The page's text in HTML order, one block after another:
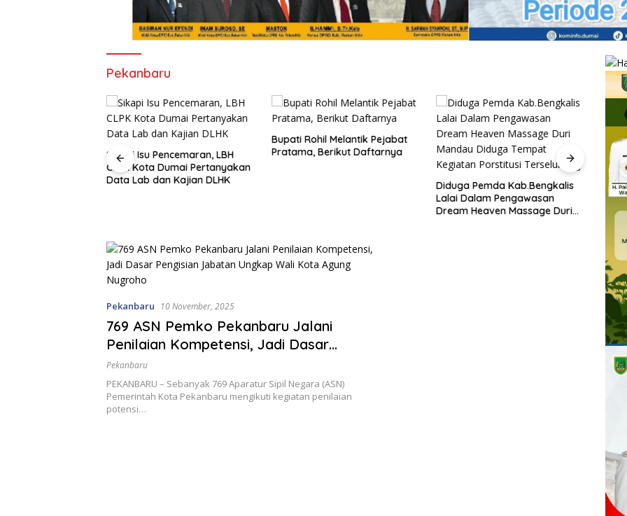
Pekanbaru
Sikapi Isu Pencemaran, LBH
CLPK Kota Dumai Pertanyakan
Data Lab dan Kajian DLHK
Bupati Rohil Melantik Pejabat
Pratama, Berikut Daftarnya
Diduga Pemda Kab.Bengkalis
Lalai Dalam Pengawasan
Dream Heaven Massage Duri
Plt.
Pekanbaru 10 November, 2025
769 ASN Pemko Pekanbaru Jalani
Penilaian Kompetensi, Jadi Dasar
Pengisian Jabatan Ungkap Wali Kota
Agung Nugroho
Pekanbaru
PEKANBARU – Sebanyak 769 Aparatur Sipil Negara (ASN)
Pemerintah Kota Pekanbaru mengikuti kegiatan penilaian
potensi…